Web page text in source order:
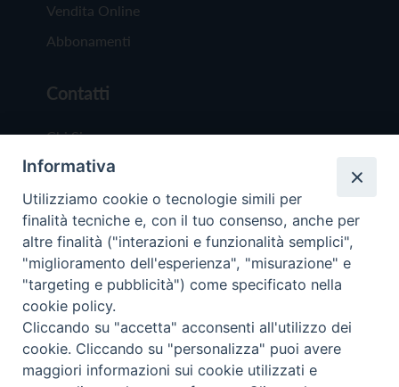
Vendita Online
Abbonamenti
Contatti
Chi Siamo
Redazione
Scrivici
Copyright © 2019 - Tutti i diritti riservati - Vita
Trentina Editrice
Privacy Policy
Informativa
Utilizziamo cookie o tecnologie simili per
finalità tecniche e, con il tuo consenso, anche per
altre finalità ("interazioni e funzionalità semplici",
"miglioramento dell'esperienza", "misurazione" e
"targeting e pubblicità") come specificato nella
cookie policy.
Cliccando su "accetta" acconsenti all'utilizzo dei
cookie. Cliccando su "personalizza" puoi avere
maggiori informazioni sui cookie utilizzati e